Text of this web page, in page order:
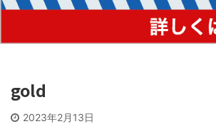
gold
2023年2月13日